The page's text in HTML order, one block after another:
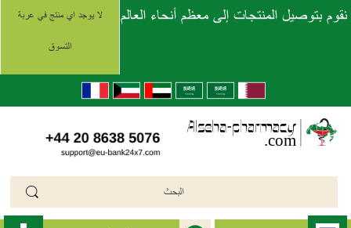
لا يوجد اي منتج في عربة
التسوق
نقوم بتوصيل المنتجات إلى معظم أنحاء العالم